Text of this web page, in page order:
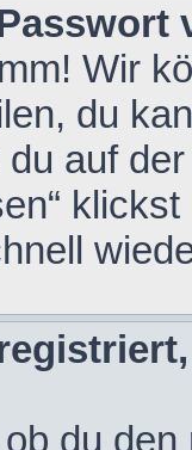
Wir
du
auf
du